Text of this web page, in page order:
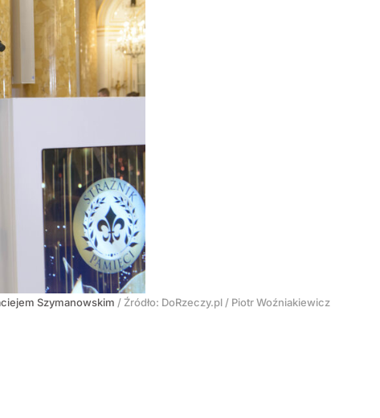
Szymanowskim / Źródło: DoRzeczy.pl / Piotr Woźniakiewicz